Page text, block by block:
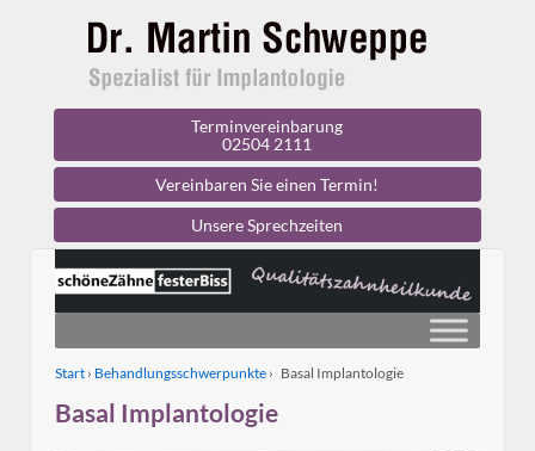
Terminvereinbarung
02504 2111
Vereinbaren Sie einen Termin!
Unsere Sprechzeiten
Start › Behandlungsschwerpunkte › Basal Implantologie
Basal Implantologie